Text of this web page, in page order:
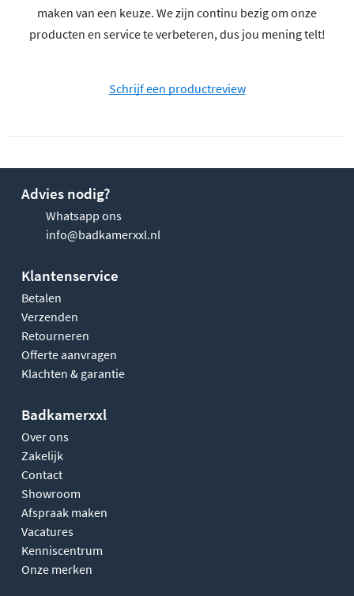
maken van een keuze. We zijn continu bezig om onze
producten en service te verbeteren, dus jou mening telt!
Schrijf een productreview
Advies nodig?
Whatsapp ons
info@badkamerxxl.nl
Klantenservice
Betalen
Verzenden
Retourneren
Offerte aanvragen
Klachten & garantie
Badkamerxxl
Over ons
Zakelijk
Contact
Showroom
Afspraak maken
Vacatures
Kenniscentrum
Onze merken